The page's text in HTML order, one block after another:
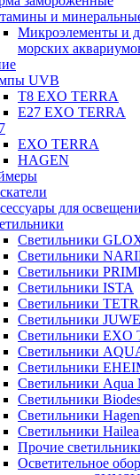
и
Микроэлементы и
морских
UVB
Т8 EXO TERRA
Е27 EXO TERRA
EXO TERRA
HAGEN
для
Светильники
Светильники
Светильники
Светильники ISTA
Светильники
Светильники
Светильники EXO
Светильники
Светильники
Светильники Aqua
Светильники
Светильники Hagen
Светильники Hailea
Прочие
Осветительное